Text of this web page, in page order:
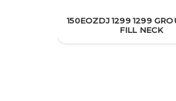
150EOZDJ 1299 1299
FILL NECK